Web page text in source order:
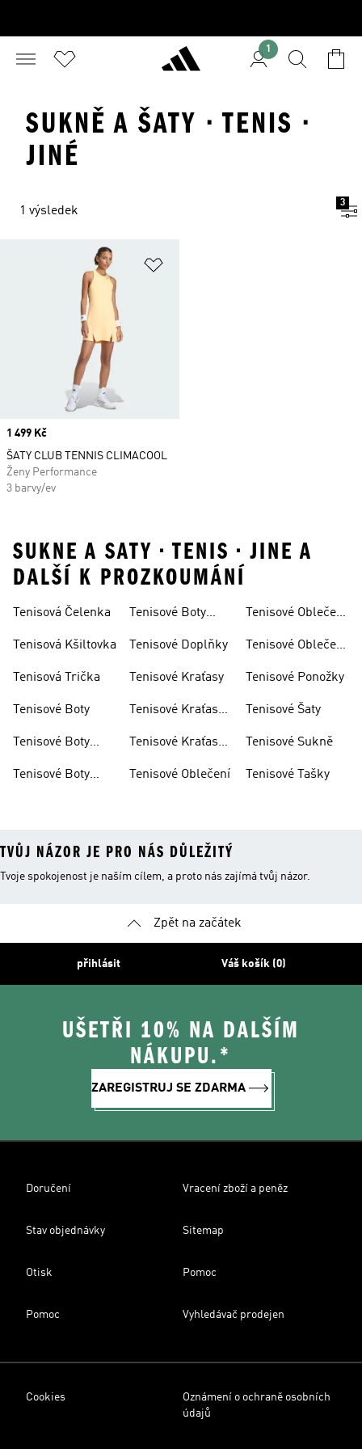
1
SUKNĚ A ŠATY · TENIS ·
JINÉ
1 výsledek
3
Price
1 499 Kč
ŠATY CLUB TENNIS CLIMACOOL
Ženy Performance
3 barvy/ev
SUKNE A SATY • TENIS • JINE A
DALŠÍ K PROZKOUMÁNÍ
Tenisová Čelenka
Tenisová Kšiltovka
Tenisová Trička
Tenisové Boty
Tenisové Boty
Tenisové Boty
Tenisové Boty
Tenisové Doplňky
Tenisové Kraťasy
Tenisové Kraťasy
Tenisové Kraťasy
Tenisové Oblečení
Tenisové Oblečení
Tenisové Oblečení
Tenisové Ponožky
Tenisové Šaty
Tenisové Sukně
Tenisové Tašky
TVŮJ NÁZOR JE PRO NÁS DŮLEŽITÝ
Tvoje spokojenost je naším cílem, a proto nás zajímá tvůj názor.
Zpět na začátek
přihlásit Váš košík (0)
UŠETŘI 10% NA DALŠÍM
NÁKUPU.*
ZAREGISTRUJ SE ZDARMA
Doručení Vracení zboží a peněz
Stav objednávky Sitemap
Otisk Pomoc
Pomoc Vyhledávač prodejen
Cookies
Oznámení o ochraně osobních
údajů